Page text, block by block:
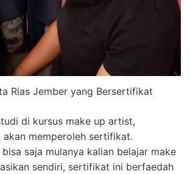
Rias Jember yang Bersertifikat
di kursus make up artist,
akan memperoleh sertifikat.
saja mulanya kalian belajar make
sendiri, sertifikat ini berfaedah